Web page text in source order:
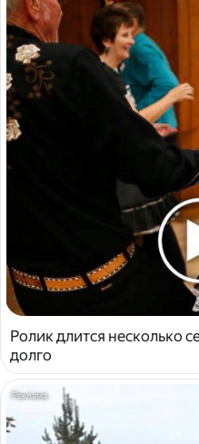
Ролик длится несколько
долго